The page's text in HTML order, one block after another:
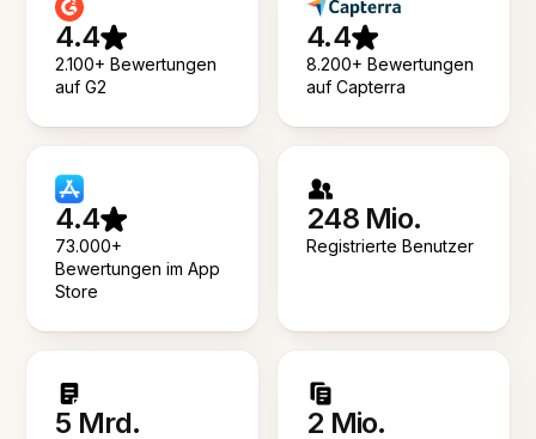
4.4
2.100+ Bewertungen
auf G2
4.4
8.200+ Bewertungen
auf Capterra
4.4
73.000+
Bewertungen im App
Store
248 Mio.
Registrierte Benutzer
5 Mrd. 2 Mio.